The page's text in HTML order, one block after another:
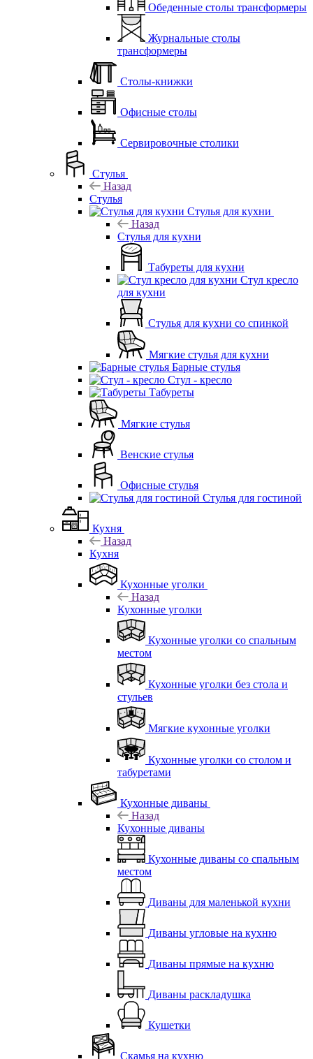
Обеденные столы трансформеры
Журнальные столы
трансформеры
Столы-книжки
Офисные столы
Сервировочные столики
Стулья
Назад
Стулья
Стулья для кухни
Назад
Стулья для кухни
Табуреты для кухни
Стул кресло
для кухни
Стулья для кухни со спинкой
Мягкие стулья для кухни
Барные стулья
Стул - кресло
Табуреты
Мягкие стулья
Венские стулья
Офисные стулья
Стулья для гостиной
Кухня
Назад
Кухня
Кухонные уголки
Назад
Кухонные уголки
Кухонные уголки со спальным
местом
Кухонные уголки без стола и
стульев
Мягкие кухонные уголки
Кухонные уголки со столом и
табуретами
Кухонные диваны
Назад
Кухонные диваны
Кухонные диваны со спальным
местом
Диваны для маленькой кухни
Диваны угловые на кухню
Диваны прямые на кухню
Диваны раскладушка
Кушетки
Скамья на кухню